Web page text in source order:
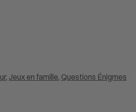
, Jeux en famille, Questions Énigmes